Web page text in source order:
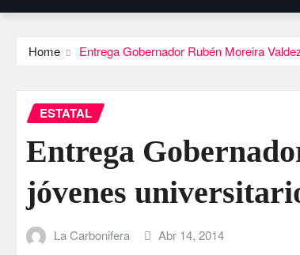
Home Entrega Gobernador Rubén Moreira
ESTATAL
Entrega
jóvenes
La Carbonifera Abr 14, 2014